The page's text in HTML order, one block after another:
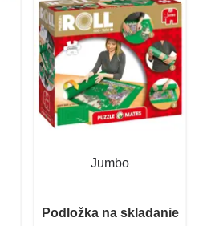
Jumbo
Podložka na skladanie